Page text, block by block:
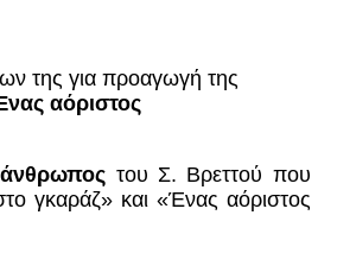
της για προαγωγή της
αόριστος
του Σ. Βρεττού που
γκαράζ» και «Ένας αόριστος